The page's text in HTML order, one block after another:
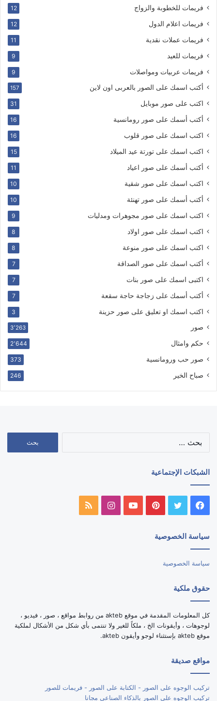
فريمات للخطوبة والزواج 12
فريمات اعلام الدول 12
فريمات عملات نقدية 11
فريمات للعيد 9
فريمات عربيات ومواصلات 9
أكتب اسمك على الصور بالعربى اون لاين 157
اكتب على صور موبايل 31
أكتب أسمك على صور رومانسية 16
اكتب اسمك على صور قلوب 16
اكتب اسمك على تورتة عيد الميلاد 15
أكتب أسمك على صور اعياد 11
اكتب اسمك على صور شقية 10
أكتب أسمك على صور تهنئة 10
اكتب اسمك على صور مجوهرات ومدليات 9
اكتب اسمك على صور اولاد 8
اكتب اسمك على صور منوعة 8
أكتب اسمك على صور الصداقة 7
اكتبى اسمك على صور بنات 7
أكتب أسمك على زجاجة حاجة سقعة 7
اكتب اسمك او تعليق على صور حزينة 3
صور 3٬263
حكم وامثال 2٬644
صور حب ورومانسية 373
صباح الخير 246
الشبكات الإجتماعية
فيسبوك تويتر بينتيريستيوتيوبانستقرامملخص
سياسة الخصوصية
سياسة الخصوصية
حقوق ملكية
كل المعلومات المقدمة في موقع akteb من روابط مواقع ، صور ، فيديو ،
لوجوهات ، وأيقونات الخ ، ملكاً للغير ولا تنتمى بأي شكل من الأشكال لملكية
موقع akteb بإستثناء لوجو وأيقون akteb.
مواقع صديقة
تركيب الوجوه على الصور - الكتابة على الصور - فريمات للصور
تركيب الوجوه على الصور بالذكاء الصناعى مجانا